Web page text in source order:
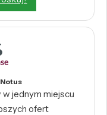
jednym miejscu
ofert